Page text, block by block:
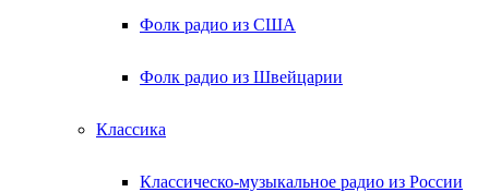
Фолк радио из США
Фолк радио из Швейцарии
Классика
Классическо-музыкальное радио из России